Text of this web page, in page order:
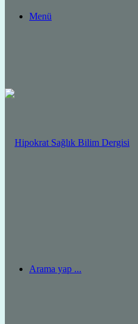
Menü
Arama yap ...